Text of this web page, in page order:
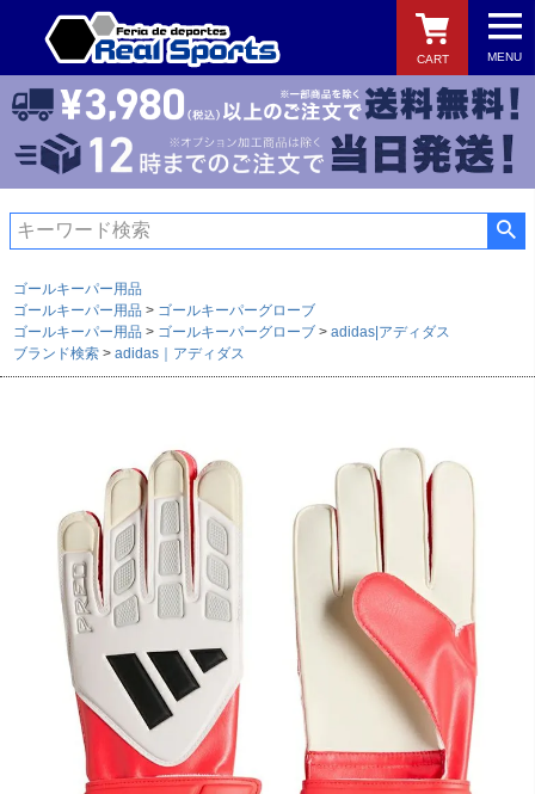
MENU
CART
検索
ゴールキーパー用品
ゴールキーパー用品
ゴールキーパーグローブ
ゴールキーパー用品
ゴールキーパーグローブ
adidas|アディダス
ブランド検索
adidas｜アディダス